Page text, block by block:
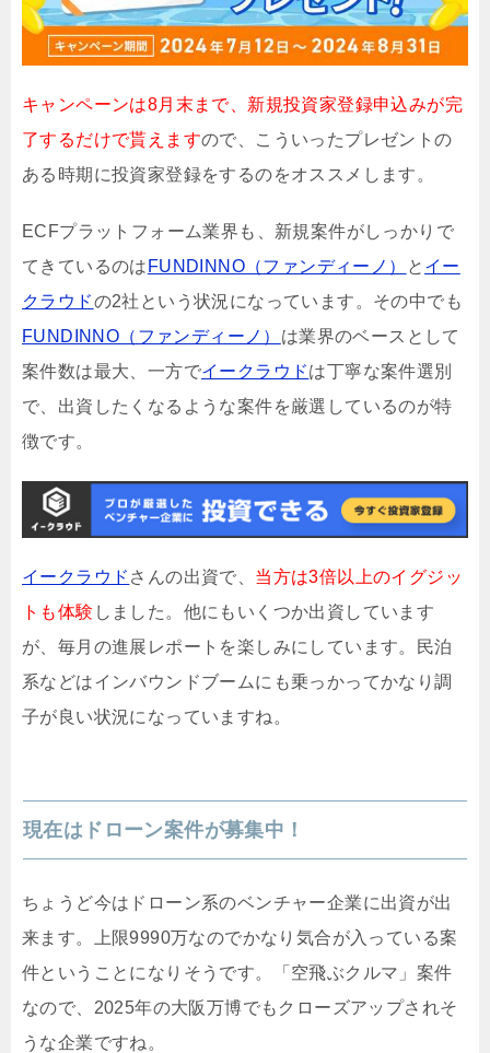
キャンペーンは8月末まで、新規投資家登録申込みが完
了するだけで貰えますので、こういったプレゼントの
ある時期に投資家登録をするのをオススメします。
ECFプラットフォーム業界も、新規案件がしっかりで
てきているのは FUNDINNO（ファンディーノ） と イー
クラウドの2社という状況になっています。その中でも
FUNDINNO（ファンディーノ） は業界のベースとして
案件数は最大、一方でイークラウドは丁寧な案件選別
で、出資したくなるような案件を厳選しているのが特
徴です。
イークラウド さんの出資で、 当方は3倍以上のイグジッ
トも体験 しました。他にもいくつか出資しています
が、毎月の進展レポートを楽しみにしています。民泊
系などはインバウンドブームにも乗っかってかなり調
子が良い状況になっていますね。
現在はドローン案件が募集中！
ちょうど今はドローン系のベンチャー企業に出資が出
来ます。上限9990万なのでかなり気合が入っている案
件ということになりそうです。「空飛ぶクルマ」案件
なので、2025年の大阪万博でもクローズアップされそ
うな企業ですね。